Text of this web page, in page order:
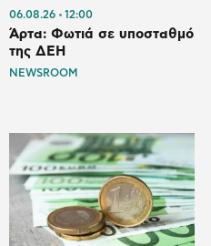
06.08.26 12:00
Άρτα: Φωτιά σε υποσταθμό
της ΔΕΗ
NEWSROOM